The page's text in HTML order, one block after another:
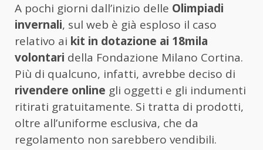
A pochi giorni dall’inizio delle Olimpiadi
invernali, sul web è già esploso il caso
relativo ai kit in dotazione ai 18mila
volontari della Fondazione Milano Cortina.
Più di qualcuno, infatti, avrebbe deciso di
rivendere online gli oggetti e gli indumenti
ritirati gratuitamente. Si tratta di prodotti,
oltre all’uniforme esclusiva, che da
regolamento non sarebbero vendibili.